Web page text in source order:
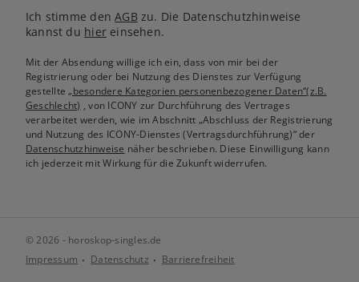
Ich stimme denAGB zu. Die Datenschutzhinweise
kannst du hiereinsehen.
Mit der Absendung willige ich ein, dass von mir bei der
Registrierung oder bei Nutzung des Dienstes zur Verfügung
gestellte„besondere Kategorien personenbezogener Daten“(z.B.
Geschlecht) , von ICONY zur Durchführung des Vertrages
verarbeitet werden, wie im Abschnitt „Abschluss der Registrierung
und Nutzung des ICONY-Dienstes (Vertragsdurchführung)“ der
Datenschutzhinweise näher beschrieben. Diese Einwilligung kann
ich jederzeit mit Wirkung für die Zukunft widerrufen.
© 2026 - horoskop-singles.de
Impressum
Datenschutz Barrierefreiheit